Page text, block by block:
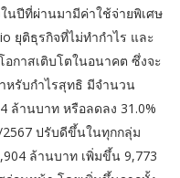
นปีที่ผ่านมามีค่าใช้จ่ายพิเศษ
ยุติธุรกิจที่ไม่ทำกำไร และ
กาสเติบโตในอนาคต ซึ่งจะ
หรับกำไรสุทธิ มีจำนวน
ล้านบาท หรือลดลง 31.0%
ปรับดีขึ้นในทุกกลุ่ม
ล้านบาท เพิ่มขึ้น 9,773